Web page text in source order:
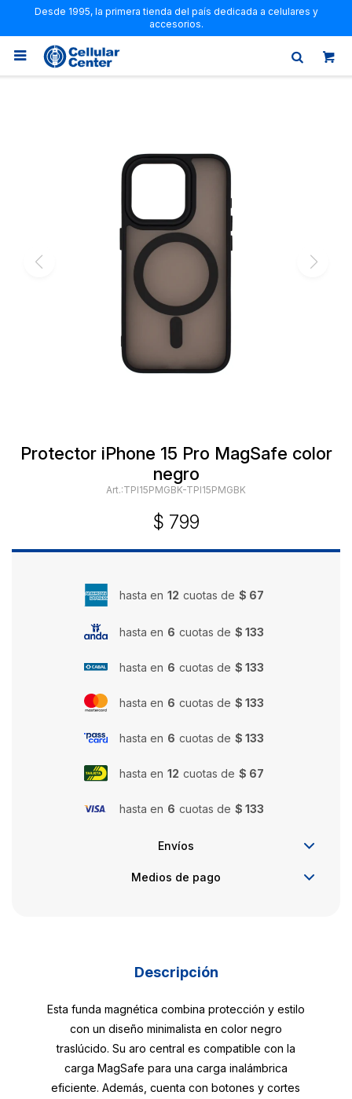
Desde 1995, la primera tienda del país dedicada a celulares y
accesorios.

Protector iPhone 15 Pro MagSafe color
negro
TPI15PMGBK-TPI15PMGBK
$ 799
hasta en 12 cuotas de $ 67
hasta en 6 cuotas de $ 133
hasta en 6 cuotas de $ 133
hasta en 6 cuotas de $ 133
hasta en 6 cuotas de $ 133
hasta en 12 cuotas de $ 67
hasta en 6 cuotas de $ 133
Envíos
Medios de pago
Descripción
Esta funda magnética combina protección y estilo
con un diseño minimalista en color negro
traslúcido. Su aro central es compatible con la
carga MagSafe para una carga inalámbrica
eficiente. Además, cuenta con botones y cortes